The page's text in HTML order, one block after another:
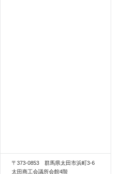
〒373-0853 群馬県太田市浜町3-6
太田商工会議所会館4階